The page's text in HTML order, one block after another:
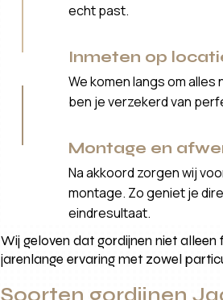
echt past.
Inmeten op
We komen langs om
ben je verzekerd van
Montage en
Na akkoord zorgen wij
montage. Zo geniet je
eindresultaat.
Wij geloven dat gordijnen niet
jarenlange ervaring met zowel
Soorten gordijnen